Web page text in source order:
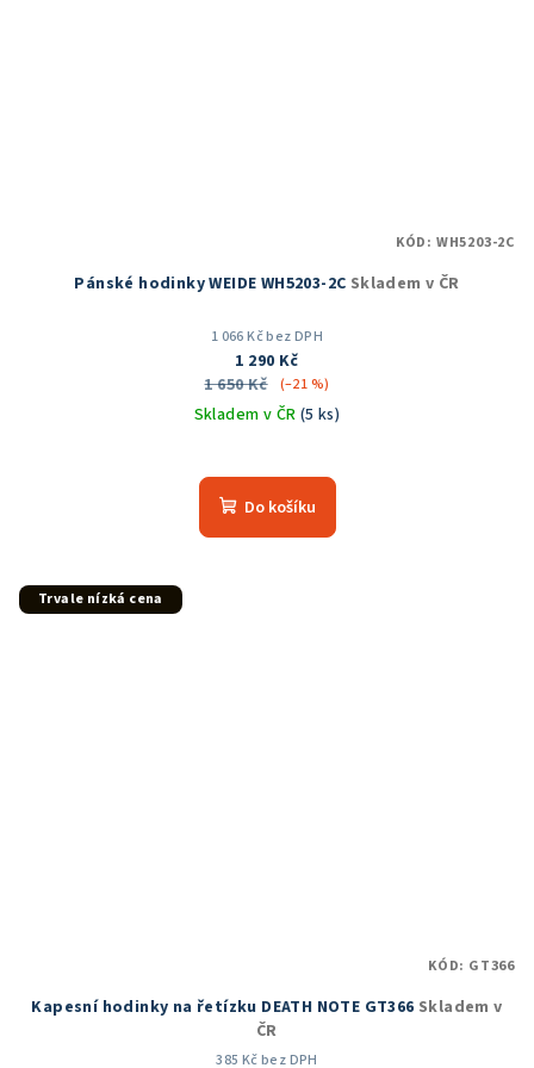
Pánské hodinky WEIDE WH5203-2C Skladem v ČR
1 066 Kč bez DPH
1 290 Kč
1 650 Kč
(–21 %)
Skladem v ČR (5 ks)
hodnocení
produktu
Do košíku
KÓD: WH5203-2C
Trvale nízká cena
Kapesní hodinky na řetízku DEATH NOTE GT366 Skladem v
ČR
385 Kč bez DPH
KÓD: GT366